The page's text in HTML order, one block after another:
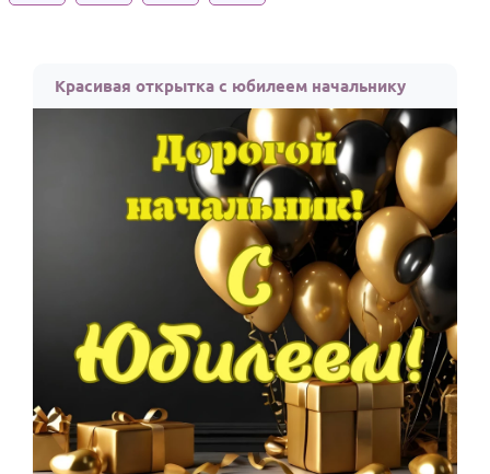
Все родственники
Пожелания
По именам
Красивая открытка с юбилеем начальнику